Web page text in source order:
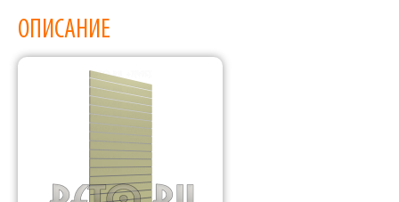
ОПИСАНИЕ